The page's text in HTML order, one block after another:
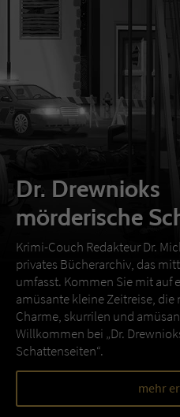
Dr. Drewnioks
mörderische
Krimi-Couch Redakteur Dr.
privates Bücherarchiv, das
umfasst. Kommen Sie mit auf
amüsante kleine Zeitreise,
Charme, skurrilen und
Willkommen bei „Dr.
Schattenseiten“.
mehr